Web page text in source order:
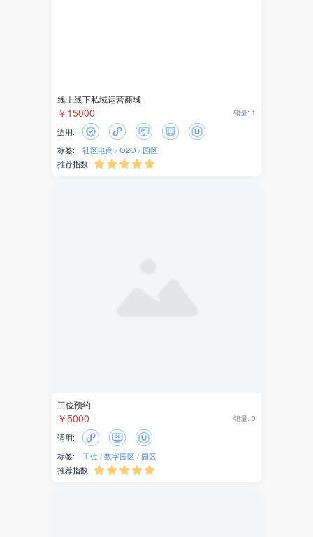
线上线下私域运营商城
￥15000 销量: 1
适用:
标签:
社区电商 O2O
园区
推荐指数:     
工位预约
￥5000 销量: 0
适用:
标签:
工位 数字园区
园区
推荐指数:     